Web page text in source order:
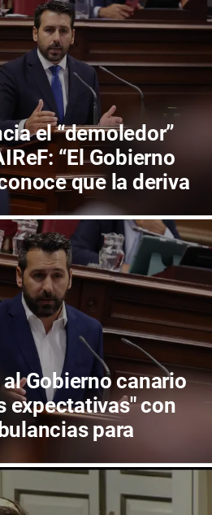
el “demoledor”
“El Gobierno
que la deriva
gasto traerá
servicios públicos”
al Gobierno canario
expectativas" con
para